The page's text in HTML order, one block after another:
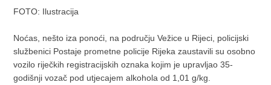
FOTO: Ilustracija
Noćas, nešto iza ponoći, na području Vežice u Rijeci, policijski
službenici Postaje prometne policije Rijeka zaustavili su osobno
vozilo riječkih registracijskih oznaka kojim je upravljao 35-
godišnji vozač pod utjecajem alkohola od 1,01 g/kg.